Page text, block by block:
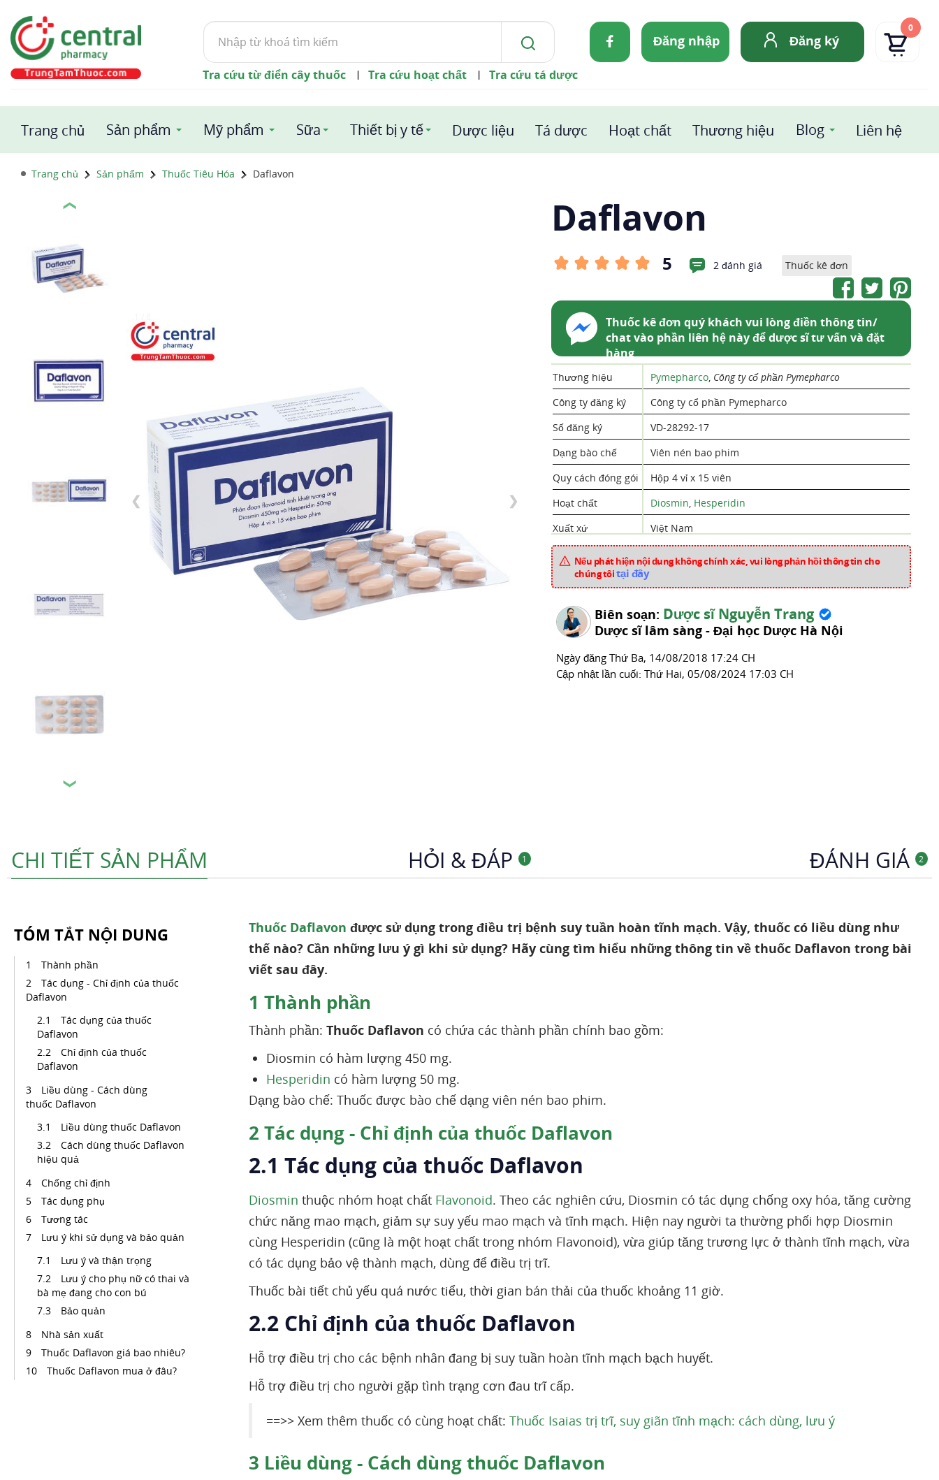
Tìm
kiếm
Đăng nhập Đăng ký
0
Tra cứu từ điển cây thuốc | Tra cứu hoạt chất | Tra cứu tá dược
Trang chủ Sản phẩm Mỹ phẩm Sữa Thiết bị y tế Dược liệu Tá dược Hoạt chất Thương hiệu Blog Liên hệ
Trang chủ Sản phẩm Thuốc Tiêu Hóa Daflavon
❮
❯
❮ ❯
Daflavon
5 2 đánh giá Thuốc kê đơn
Thuốc kê đơn quý khách vui lòng điền thông tin/
chat vào phần liên hệ này để dược sĩ tư vấn và đặt
hàng
Thương hiệu Pymepharco, Công ty cổ phần Pymepharco
Công ty đăng ký
Công ty cổ phần Pymepharco
Số đăng ký
VD-28292-17
Dạng bào chế
Viên nén bao phim
Quy cách đóng gói
Hộp 4 vỉ x 15 viên
Hoạt chất
Diosmin, Hesperidin
Xuất xứ
Việt Nam
Mã sản phẩm
Chuyên mục
Nếu phát hiện nội dung không chính xác, vui lòng phản hồi thông tin cho
chúng tôitại đây
Biên soạn: Dược sĩ Nguyễn Trang
Dược sĩ lâm sàng - Đại học Dược Hà Nội
Ngày đăng Thứ Ba, 14/08/2018 17:24 CH
Cập nhật lần cuối: Thứ Hai, 05/08/2024 17:03 CH
CHI TIẾT SẢN PHẨM HỎI & ĐÁP 1 ĐÁNH GIÁ 2
TÓM TẮT NỘI DUNG
Thành phần
Tác dụng - Chỉ định của thuốc
Daflavon
Tác dụng của thuốc
Daflavon
Chỉ định của thuốc
Daflavon
Liều dùng - Cách dùng
thuốc Daflavon
Liều dùng thuốc Daflavon
Cách dùng thuốc Daflavon
hiệu quả
Chống chỉ định
Tác dụng phụ
Tương tác
Lưu ý khi sử dụng và bảo quản
Lưu ý và thận trọng
Lưu ý cho phụ nữ có thai và
bà mẹ đang cho con bú
Bảo quản
Nhà sản xuất
Thuốc Daflavon giá bao nhiêu?
Thuốc Daflavon mua ở đâu?
Thuốc Daflavon được sử dụng trong điều trị bệnh suy tuần hoàn tĩnh mạch. Vậy, thuốc có liều dùng như
thế nào? Cần những lưu ý gì khi sử dụng? Hãy cùng tìm hiểu những thông tin về thuốc Daflavon trong bài
viết sau đây.
1 Thành phần
Thành phần: Thuốc Daflavon có chứa các thành phần chính bao gồm:
Diosmin có hàm lượng 450 mg.
Hesperidin có hàm lượng 50 mg.
Dạng bào chế: Thuốc được bào chế dạng viên nén bao phim.
2 Tác dụng - Chỉ định của thuốc Daflavon
2.1 Tác dụng của thuốc Daflavon
Diosmin thuộc nhóm hoạt chất Flavonoid. Theo các nghiên cứu, Diosmin có tác dụng chống oxy hóa, tăng cường
chức năng mao mạch, giảm sự suy yếu mao mạch và tĩnh mạch. Hiện nay người ta thường phối hợp Diosmin
cùng Hesperidin (cũng là một hoạt chất trong nhóm Flavonoid), vừa giúp tăng trương lực ở thành tĩnh mạch, vừa
có tác dụng bảo vệ thành mạch, dùng để điều trị trĩ.
Thuốc bài tiết chủ yếu quá nước tiểu, thời gian bán thải của thuốc khoảng 11 giờ.
2.2 Chỉ định của thuốc Daflavon
Hỗ trợ điều trị cho các bệnh nhân đang bị suy tuần hoàn tĩnh mạch bạch huyết.
Hỗ trợ điều trị cho người gặp tình trạng cơn đau trĩ cấp.
==>> Xem thêm thuốc có cùng hoạt chất: Thuốc Isaias trị trĩ, suy giãn tĩnh mạch: cách dùng, lưu ý
3 Liều dùng - Cách dùng thuốc Daflavon